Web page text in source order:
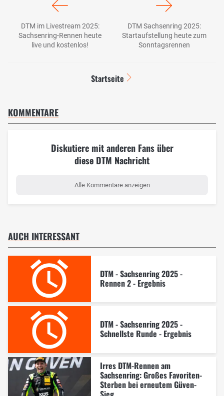
DTM im Livestream 2025:
Sachsenring-Rennen heute
live und kostenlos!
DTM Sachsenring 2025:
Startaufstellung heute zum
Sonntagsrennen
Startseite
KOMMENTARE
Diskutiere mit anderen Fans über
diese DTM Nachricht
Alle Kommentare anzeigen
AUCH INTERESSANT
DTM - Sachsenring 2025 -
Rennen 2 - Ergebnis
DTM - Sachsenring 2025 -
Schnellste Runde - Ergebnis
Irres DTM-Rennen am
Sachsenring: Großes Favoriten-
Sterben bei erneutem Güven-